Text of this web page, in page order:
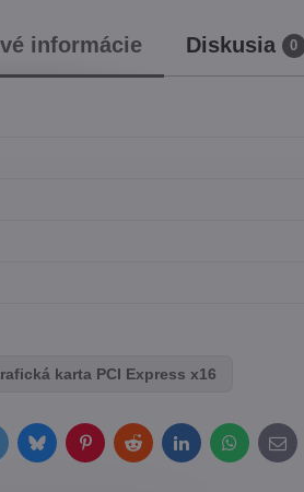
informácie Diskusia 0
karta PCI Express x16
BlueskyPinterestRedditLinkedInWhatsApp
E-
mail